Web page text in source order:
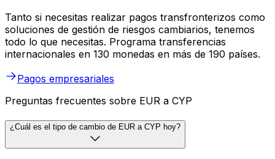
Tanto si necesitas realizar pagos transfronterizos como
soluciones de gestión de riesgos cambiarios, tenemos
todo lo que necesitas. Programa transferencias
internacionales en 130 monedas en más de 190 países.
Pagos empresariales
Preguntas frecuentes sobre EUR a CYP
¿Cuál es el tipo de cambio de EUR a CYP hoy?